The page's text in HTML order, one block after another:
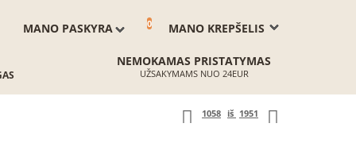
MANO KREPŠELIS
0
MANO PASKYRA
NEMOKAMAS PRISTATYMAS
UŽSAKYMAMS NUO 24EUR
1058 iš 1951